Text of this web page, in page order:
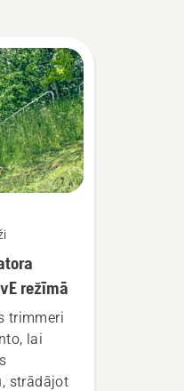
režīmā
trimmeri
lai
strādājot